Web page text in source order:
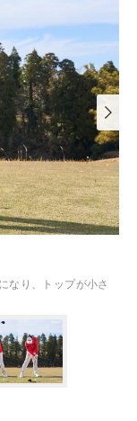
なり、トップが小さ